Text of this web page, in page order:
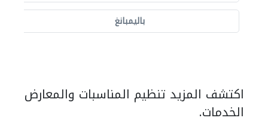
باليمبانغ
اكتشف المزيد تنظيم المناسبات والمعارض
الخدمات.